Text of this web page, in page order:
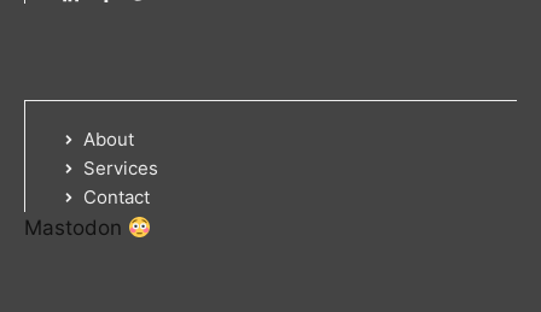
About
Services
Contact
Mastodon